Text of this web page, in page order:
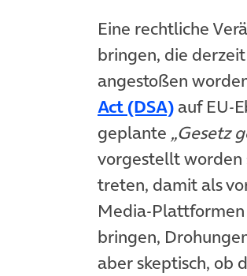
Eine rechtliche
bringen, die
angestoßen
Act (DSA)(öffnet
auf EU-
geplante „Gesetz
vorgestellt worden
treten, damit als
Media-
bringen,
aber skeptisch, ob